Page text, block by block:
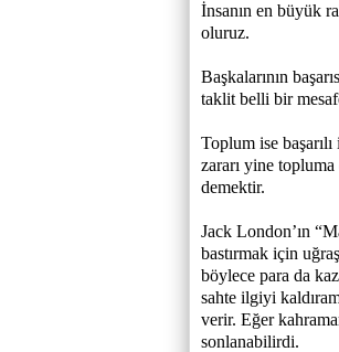
İnsanın en büyük
oluruz.
Başkalarının
taklit belli bir
Toplum ise başarılı
zararı yine
demektir.
Jack London’ın
bastırmak için
böylece para da
sahte ilgiyi
verir. Eğer
sonlanabilirdi.